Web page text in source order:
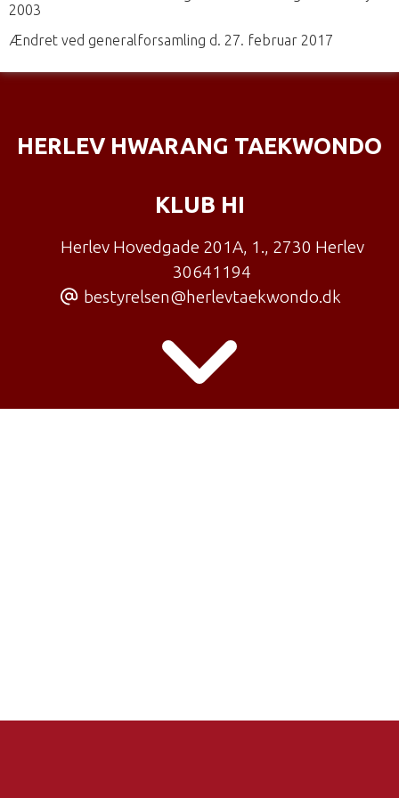
2003
Ændret ved generalforsamling d. 27. februar 2017
HERLEV HWARANG TAEKWONDO
KLUB HI
Herlev Hovedgade 201A, 1., 2730 Herlev
30641194
bestyrelsen@herlevtaekwondo.dk